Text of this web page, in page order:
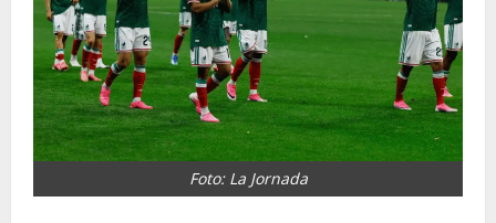
Foto: La Jornada